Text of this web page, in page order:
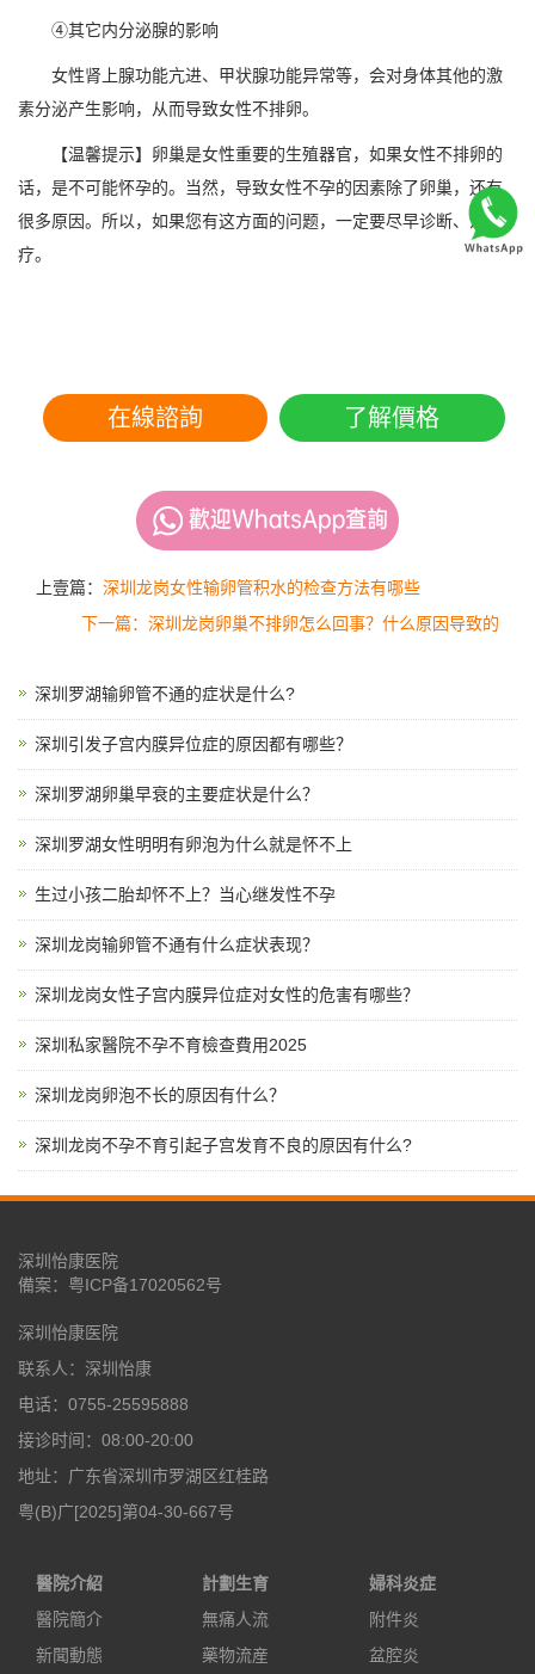
④其它内分泌腺的影响
女性肾上腺功能亢进、甲状腺功能异常等，会对身体其他的激
素分泌产生影响，从而导致女性不排卵。
【温馨提示】卵巢是女性重要的生殖器官，如果女性不排卵的
话，是不可能怀孕的。当然，导致女性不孕的因素除了卵巢，还有
很多原因。所以，如果您有这方面的问题，一定要尽早诊断、治
疗。
在線諮詢 了解價格
上壹篇： 深圳龙岗女性输卵管积水的检查方法有哪些
下一篇：深圳龙岗卵巢不排卵怎么回事？什么原因导致的
深圳罗湖输卵管不通的症状是什么?
深圳引发子宫内膜异位症的原因都有哪些？
深圳罗湖卵巢早衰的主要症状是什么？
深圳罗湖女性明明有卵泡为什么就是怀不上
生过小孩二胎却怀不上？当心继发性不孕
深圳龙岗输卵管不通有什么症状表现？
深圳龙岗女性子宫内膜异位症对女性的危害有哪些？
深圳私家醫院不孕不育檢查費用2025
深圳龙岗卵泡不长的原因有什么？
深圳龙岗不孕不育引起子宫发育不良的原因有什么?
深圳怡康医院
備案： 粤ICP备17020562号
深圳怡康医院
联系人：深圳怡康
电话：0755-25595888
接诊时间：08:00-20:00
地址：广东省深圳市罗湖区红桂路
粤(B)广[2025]第04-30-667号
醫院介紹
醫院簡介
新聞動態
計劃生育
無痛人流
藥物流産
婦科炎症
附件炎
盆腔炎